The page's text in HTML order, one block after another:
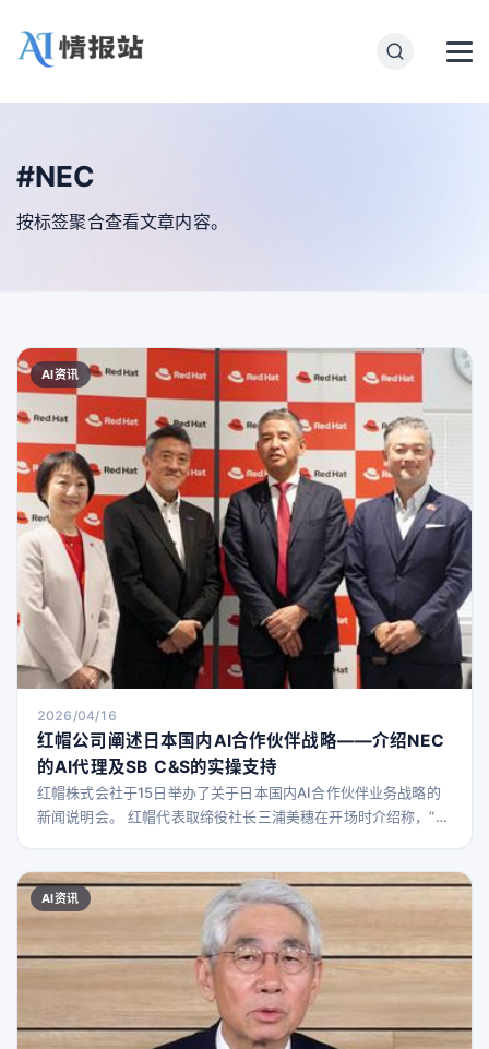
#NEC
按标签聚合查看文章内容。
AI资讯
2026/04/16
红帽公司阐述日本国内AI合作伙伴战略——介绍NEC
的AI代理及SB C&S的实操支持
红帽株式会社于15日举办了关于日本国内AI合作伙伴业务战略的
新闻说明会。 红帽代表取缔役社长三浦美穗在开场时介绍称，“在
身，而是作为平台提供商，搭建并提供平台。因此，我们依赖合
作伙伴提供客户易用的综合解决方案，同时通过经销商和分销商
将产品送达全国客户，这两方面都获得了
AI资讯